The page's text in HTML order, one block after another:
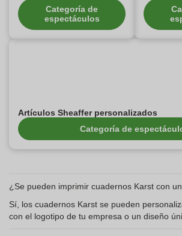
Categoría de
espectáculos
Artículos Sheaffer personalizados
Categoría de
¿Se pueden imprimir cuadernos Karst con
Sí, los cuadernos Karst se pueden
con el logotipo de tu empresa o un diseño